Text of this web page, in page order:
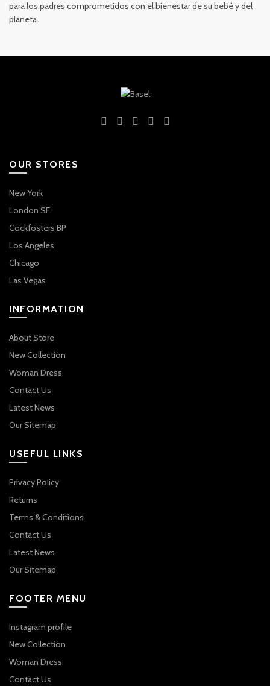
para los padres comprometidos con el bienestar de su bebé y del
planeta.
OUR STORES
New York
London SF
Cockfosters BP
Los Angeles
Chicago
Las Vegas
INFORMATION
About Store
New Collection
Woman Dress
Contact Us
Latest News
Our Sitemap
USEFUL LINKS
Privacy Policy
Returns
Terms & Conditions
Contact Us
Latest News
Our Sitemap
FOOTER MENU
Instagram profile
New Collection
Woman Dress
Contact Us